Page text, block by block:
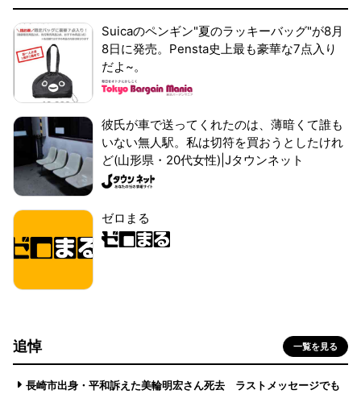
Suicaのペンギン"夏のラッキーバッグ"が8月
8日に発売。Pensta史上最も豪華な7点入り
だよ~。
彼氏が車で送ってくれたのは、薄暗くて誰も
いない無人駅。私は切符を買おうとしたけれ
ど(山形県・20代女性)|Jタウンネット
ゼロまる
追悼 一覧を見る
長崎市出身・平和訴えた美輪明宏さん死去 ラストメッセージでも